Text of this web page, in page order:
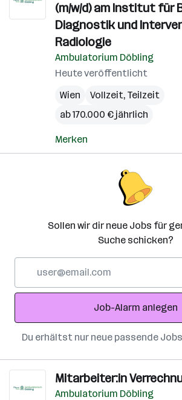
(m/w/d) am Institut für
Diagnostik und
Radiologie
Ambulatorium Döbling
Heute veröffentlicht
Wien
Vollzeit, Teilzeit
ab 170.000 € jährlich
Merken
Sollen wir dir neue Jobs für
Suche schicken?
Adresse
Job-Alarm anlegen
Du erhältst nur neue passende
Mitarbeiter:in
Ambulatorium Döbling